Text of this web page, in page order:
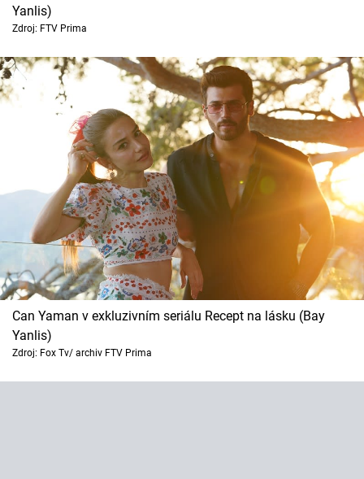
Filmový festival Karlovy Vary
Pořady
Mámy sobě
Přihlášení
Sledujte nás
Yanlis)
Zdroj: FTV Prima
Can Yaman v exkluzivním seriálu Recept na lásku (Bay
Yanlis)
Zdroj: Fox Tv/ archiv FTV Prima